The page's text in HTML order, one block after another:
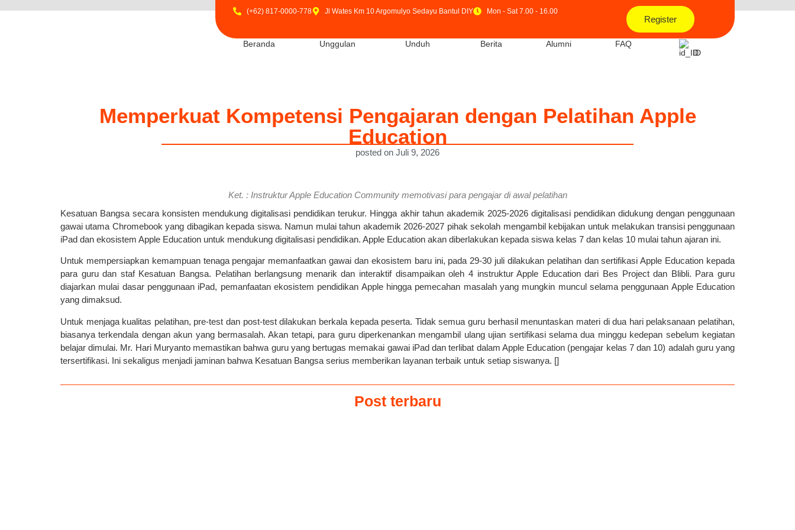
(+62) 817-0000-778 Jl Wates Km 10 Argomulyo Sedayu Bantul DIY Mon - Sat 7.00 - 16.00
Register
Beranda Unggulan Unduh Berita Alumni
FAQ
ID
Memperkuat Kompetensi Pengajaran dengan Pelatihan Apple
Education
posted on Juli 9, 2026
Ket. : Instruktur Apple Education Community memotivasi para pengajar di awal pelatihan
Kesatuan Bangsa secara konsisten mendukung digitalisasi pendidikan terukur. Hingga akhir tahun akademik 2025-2026 digitalisasi pendidikan didukung dengan penggunaan
gawai utama Chromebook yang dibagikan kepada siswa. Namun mulai tahun akademik 2026-2027 pihak sekolah mengambil kebijakan untuk melakukan transisi penggunaan
iPad dan ekosistem Apple Education untuk mendukung digitalisasi pendidikan. Apple Education akan diberlakukan kepada siswa kelas 7 dan kelas 10 mulai tahun ajaran ini.
Untuk mempersiapkan kemampuan tenaga pengajar memanfaatkan gawai dan ekosistem baru ini, pada 29-30 juli dilakukan pelatihan dan sertifikasi Apple Education kepada
para guru dan staf Kesatuan Bangsa. Pelatihan berlangsung menarik dan interaktif disampaikan oleh 4 instruktur Apple Education dari Bes Project dan Blibli. Para guru
diajarkan mulai dasar penggunaan iPad, pemanfaatan ekosistem pendidikan Apple hingga pemecahan masalah yang mungkin muncul selama penggunaan Apple Education
yang dimaksud.
Untuk menjaga kualitas pelatihan, pre-test dan post-test dilakukan berkala kepada peserta. Tidak semua guru berhasil menuntaskan materi di dua hari pelaksanaan pelatihan,
biasanya terkendala dengan akun yang bermasalah. Akan tetapi, para guru diperkenankan mengambil ulang ujian sertifikasi selama dua minggu kedepan sebelum kegiatan
belajar dimulai. Mr. Hari Muryanto memastikan bahwa guru yang bertugas memakai gawai iPad dan terlibat dalam Apple Education (pengajar kelas 7 dan 10) adalah guru yang
tersertifikasi. Ini sekaligus menjadi jaminan bahwa Kesatuan Bangsa serius memberikan layanan terbaik untuk setiap siswanya. []
Post terbaru